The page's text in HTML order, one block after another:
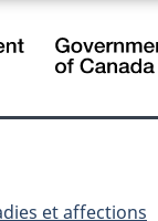
et affections